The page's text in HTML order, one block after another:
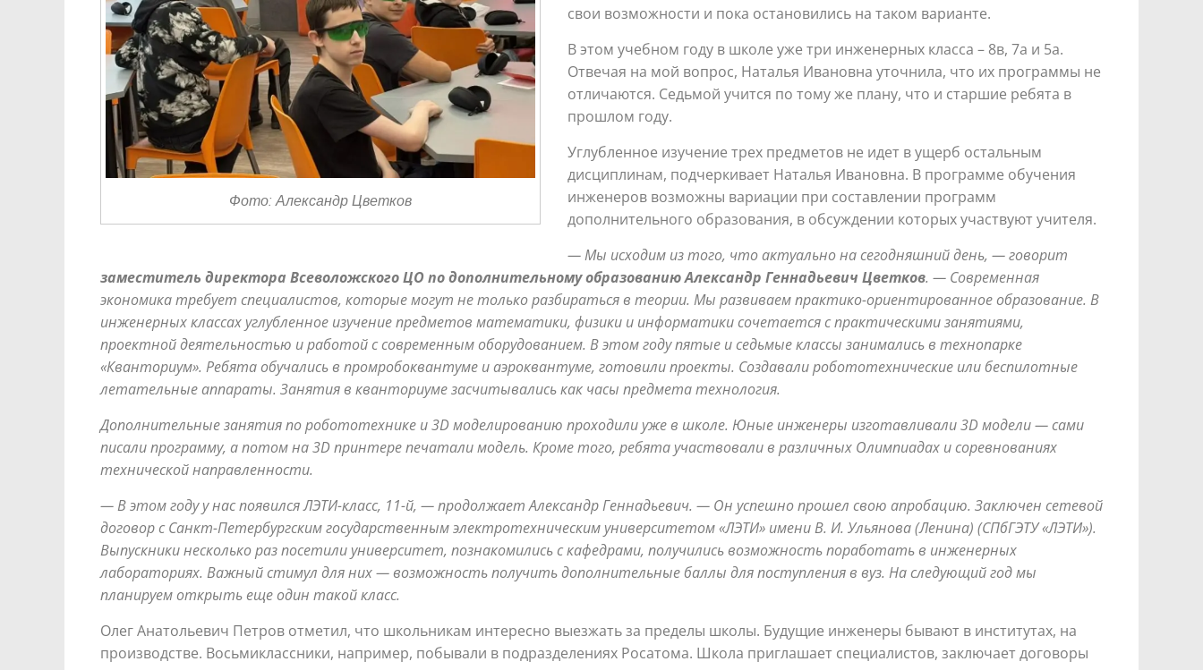
Фото: Александр Цветков
свои возможности и пока остановились на таком варианте.
В этом учебном году в школе уже три инженерных класса – 8в, 7а и 5а.
Отвечая на мой вопрос, Наталья Ивановна уточнила, что их программы не
отличаются. Седьмой учится по тому же плану, что и старшие ребята в
прошлом году.
Углубленное изучение трех предметов не идет в ущерб остальным
дисциплинам, подчеркивает Наталья Ивановна. В программе обучения
инженеров возможны вариации при составлении программ
дополнительного образования, в обсуждении которых участвуют учителя.
— Мы исходим из того, что актуально на сегодняшний день, — говорит
заместитель директора Всеволожского ЦО по дополнительному образованию Александр Геннадьевич Цветков. — Современная
экономика требует специалистов, которые могут не только разбираться в теории. Мы развиваем практико-ориентированное образование. В
инженерных классах углубленное изучение предметов математики, физики и информатики сочетается с практическими занятиями,
проектной деятельностью и работой с современным оборудованием. В этом году пятые и седьмые классы занимались в технопарке
«Кванториум». Ребята обучались в промробоквантуме и аэроквантуме, готовили проекты. Создавали робототехнические или беспилотные
летательные аппараты. Занятия в кванториуме засчитывались как часы предмета технология.
Дополнительные занятия по робототехнике и 3D моделированию проходили уже в школе. Юные инженеры изготавливали 3D модели — сами
писали программу, а потом на 3D принтере печатали модель. Кроме того, ребята участвовали в различных Олимпиадах и соревнованиях
технической направленности.
— В этом году у нас появился ЛЭТИ-класс, 11-й, — продолжает Александр Геннадьевич. — Он успешно прошел свою апробацию. Заключен сетевой
договор с Санкт-Петербургским государственным электротехническим университетом «ЛЭТИ» имени В. И. Ульянова (Ленина) (СПбГЭТУ «ЛЭТИ»).
Выпускники несколько раз посетили университет, познакомились с кафедрами, получились возможность поработать в инженерных
лабораториях. Важныйстимул для них — возможность получить дополнительные баллы дляпоступления в вуз. На следующий год мы
планируем открыть еще один такой класс.
Олег Анатольевич Петров отметил, что школьникам интересно выезжать за пределы школы. Будущие инженеры бывают в институтах, на
производстве. Восьмиклассники, например, побывали в подразделениях Росатома. Школа приглашает специалистов, заключает договоры